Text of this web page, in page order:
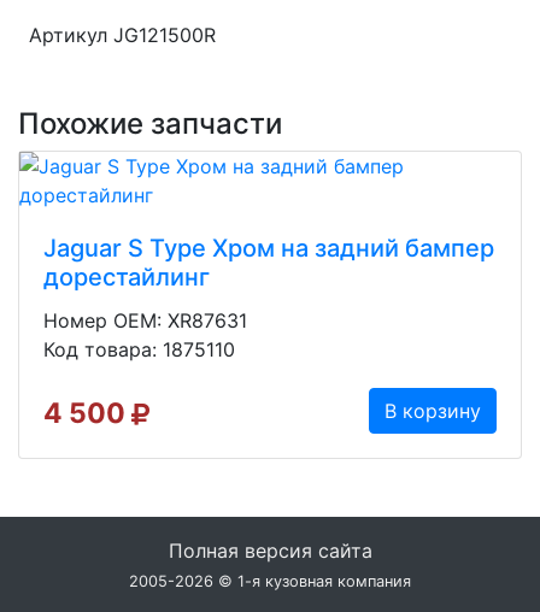
Артикул JG121500R
Похожие запчасти
Jaguar S Type Хром на задний бампер
дорестайлинг
Номер OEM: XR87631
Код товара: 1875110
4 500 В корзину
Полная версия сайта
2005-2026 © 1-я кузовная компания